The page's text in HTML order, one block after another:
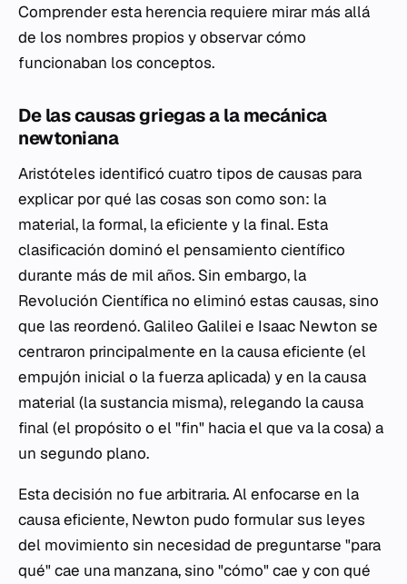
Comprender esta herencia requiere mirar más allá
de los nombres propios y observar cómo
funcionaban los conceptos.
De las causas griegas a la mecánica
newtoniana
Aristóteles identificó cuatro tipos de causas para
explicar por qué las cosas son como son: la
material, la formal, la eficiente y la final. Esta
clasificación dominó el pensamiento científico
durante más de mil años. Sin embargo, la
Revolución Científica no eliminó estas causas, sino
que las reordenó. Galileo Galilei e Isaac Newton se
centraron principalmente en la causa eficiente (el
empujón inicial o la fuerza aplicada) y en la causa
material (la sustancia misma), relegando la causa
final (el propósito o el "fin" hacia el que va la cosa) a
un segundo plano.
Esta decisión no fue arbitraria. Al enfocarse en la
causa eficiente, Newton pudo formular sus leyes
del movimiento sin necesidad de preguntarse "para
qué" cae una manzana, sino "cómo" cae y con qué